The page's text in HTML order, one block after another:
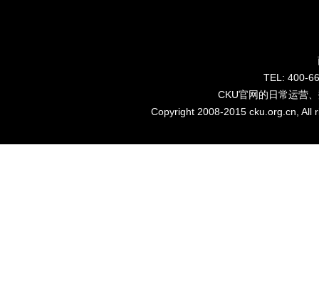
TEL: 400-
CKU官网的日常运营
Copyright 2008-2015 cku.org.cn,